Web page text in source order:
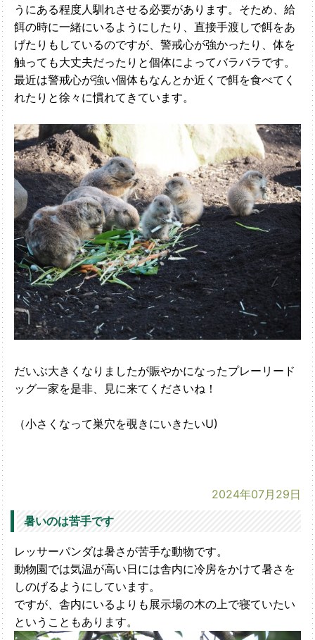
うにある程度人馴れさせる必要があります。そため、給
餌の時に一緒にいるようにしたり、直接手渡しで餌をあ
げたりもしているのですが、警戒心が強かったり、体を
触っても大丈夫だったりと個体によってバラバラです。
最近は警戒心が強い個体もなんとか近くで餌を食べてく
れたりと徐々に慣れてきています。
だいぶ大きくなりましたが賑やかになったプレーリード
ッグ一家を是非、見に来てくださいね！
（小さくなって巣穴を覗きにいきたいU)
2024年07月29日
暑いのは苦手です
レッサーパンダは暑さが苦手な動物です。
動物園では気温が高い日には舎内に冷房をかけて暑さを
しのげるようにしています。
ですが、舎内にいるよりも展示場の木の上で寝ていたい
ということもあります。